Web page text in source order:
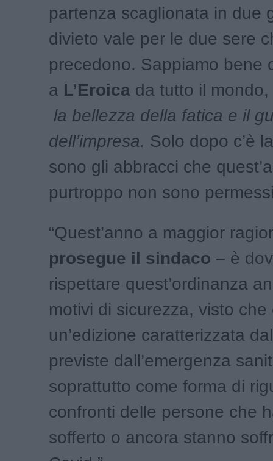
partenza scaglionata in due
divieto vale per le due sere
precedono. Sappiamo bene
a L’Eroica da tutto il
la bellezza della fatica e il
dell’impresa. Solo dopo c’è
sono gli abbracci che
purtroppo non sono
“Quest’anno a maggior
prosegue il sindaco – è
rispettare quest’ordinanza
motivi di sicurezza, visto che
un’edizione caratterizzata
previste dall’emergenza
soprattutto come forma di
confronti delle persone che
sofferto o ancora stanno